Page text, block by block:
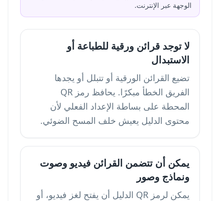
الوجهة عبر الإنترنت.
لا توجد قرائن ورقية للطباعة أو
الاستبدال
تضيع القرائن الورقية أو تتبلل أو يجدها
الفريق الخطأ مبكرًا. يحافظ رمز QR
المحطة على بساطة الإعداد الفعلي لأن
محتوى الدليل يعيش خلف المسح الضوئي.
يمكن أن تتضمن القرائن فيديو وصوت
ونماذج وصور
يمكن لرمز QR الدليل أن يفتح لغز فيديو، أو